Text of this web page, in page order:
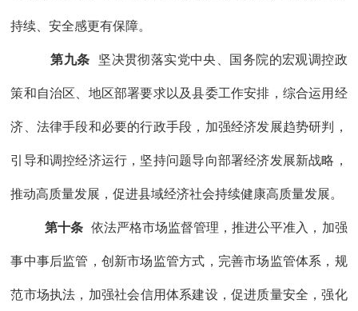
持续、安全感更有保障。
第九条 坚决贯彻落实党中央、国务院的宏观调控政
策和自治区、地区部署要求以及县委工作安排 ， 综合运用经
济、法律手段和必要的行政手段，加强经济发展趋势研判，
引导和调控经济运行 ，坚持问题导向部署经济发展新战略，
推动高质量发展，促进县域经济社会持续健康高质量发展。
第十条 依法严格市场监督管理，推进公平准入， 加强
事中事后监管， 创新市场监管方式，完善市场监管体系， 规
范市场执法，加强社会信用体系建设， 促进质量安全，强化